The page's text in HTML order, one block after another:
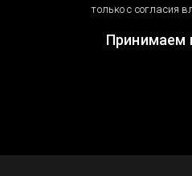
только с согласия
Принимаем